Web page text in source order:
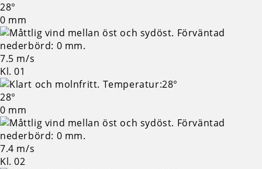
28°
0 mm
7.5 m/s
Kl. 01
28°
0 mm
7.4 m/s
Kl. 02